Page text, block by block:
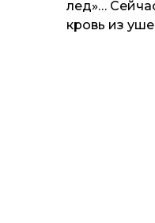
лед»…
кровь из